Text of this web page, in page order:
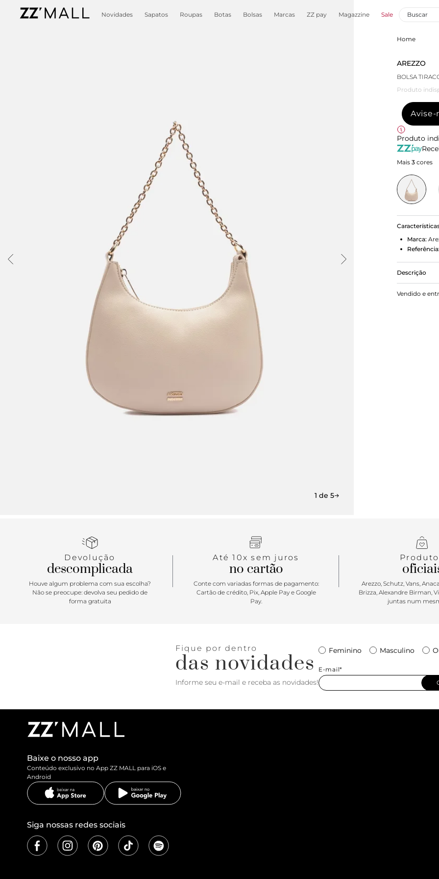
Novidades Sapatos Roupas Botas Bolsas Marcas ZZ pay Magazzine Sale
1 de 5
Home
AREZZO
BOLSA
Produto
Avise-
Produto
Mais 3 cores
Marca:
Referência:
Descrição
Bolsa
formato
Vendido e
Devolução
descomplicada
Houve algum problema com sua escolha?
Não se preocupe: devolva seu pedido de
forma gratuita
Até 10x sem juros
no cartão
Conte com variadas formas de pagamento:
Cartão de crédito, Pix, Apple Pay e Google
Pay.
Arezzo, Schutz, Vans,
Brizza, Alexandre Birman,
juntas num
Fique por dentro
das novidades
Informe seu e-mail e receba as novidades!
Feminino Masculino
E-mail*
Baixe o nosso app
Conteúdo exclusivo no App ZZ MALL para iOS e
Android
Siga nossas redes sociais